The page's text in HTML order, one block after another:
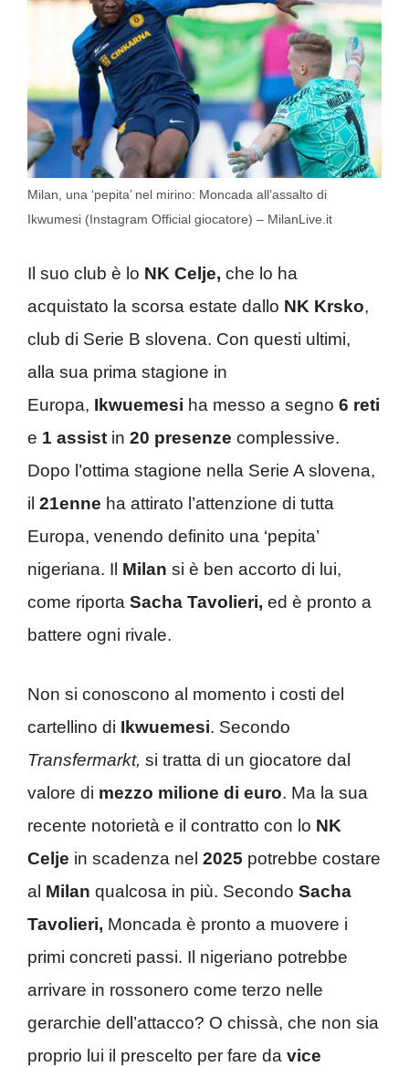
Milan, una ‘pepita’ nel mirino: Moncada all’assalto di
Ikwumesi (Instagram Official giocatore) – MilanLive.it
Il suo club è lo NK Celje, che lo ha
acquistato la scorsa estate dallo NK Krsko,
club di Serie B slovena. Con questi ultimi,
alla sua prima stagione in
Europa, Ikwuemesi ha messo a segno 6 reti
e 1 assist in 20 presenze complessive.
Dopo l’ottima stagione nella Serie A slovena,
il 21enne ha attirato l’attenzione di tutta
Europa, venendo definito una ‘pepita’
nigeriana. Il Milan si è ben accorto di lui,
come riporta Sacha Tavolieri, ed è pronto a
battere ogni rivale.
Non si conoscono al momento i costi del
cartellino di Ikwuemesi. Secondo
Transfermarkt, si tratta di un giocatore dal
valore di mezzo milione di euro. Ma la sua
recente notorietà e il contratto con lo NK
Celje in scadenza nel 2025 potrebbe costare
al Milan qualcosa in più. Secondo Sacha
Tavolieri, Moncada è pronto a muovere i
primi concreti passi. Il nigeriano potrebbe
arrivare in rossonero come terzo nelle
gerarchie dell’attacco? O chissà, che non sia
proprio lui il prescelto per fare da vice